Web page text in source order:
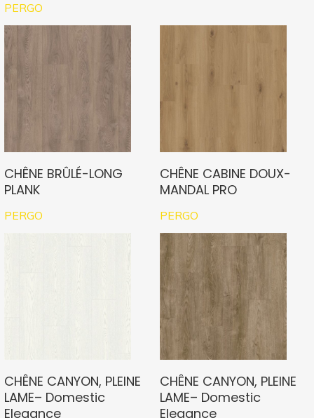
PERGO
CHÊNE BRÛLÉ-LONG
PLANK
PERGO
CHÊNE CABINE DOUX-
MANDAL PRO
PERGO
CHÊNE CANYON, PLEINE
LAME– Domestic
Elegance
CHÊNE CANYON, PLEINE
LAME– Domestic
Elegance